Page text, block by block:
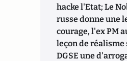
hacke l'Etat; Le
russe donne une
courage, l'ex PM
leçon de réalisme
DGSE une